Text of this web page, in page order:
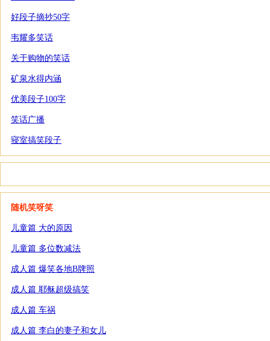
好段子摘抄50字
韦耀多笑话
关于购物的笑话
矿泉水得内涵
优美段子100字
笑话广播
寝室搞笑段子
随机笑呀笑
儿童篇 大的原因
儿童篇 多位数减法
成人篇 爆笑各地B牌照
成人篇 耶稣超级搞笑
成人篇 车祸
成人篇 李白的妻子和女儿